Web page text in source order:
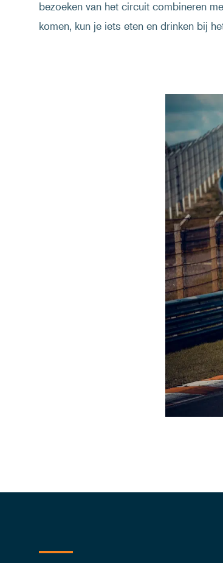
bezoeken van het circuit combineren
komen, kun je iets eten en drinken bij